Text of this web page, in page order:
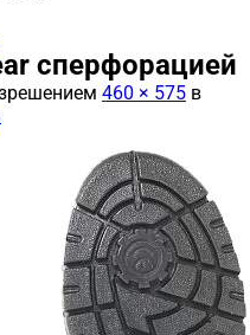
сперфорацией
460 × 575 в